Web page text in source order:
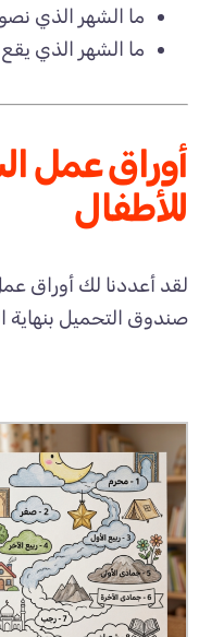
ما الشهر الذي
ما الشهر الذي
أوراق عمل
للأطفال
لقد أعددنا لك أوراق
صندوق التحميل بنهاية